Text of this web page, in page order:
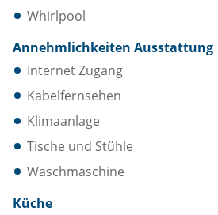
Whirlpool
Annehmlichkeiten Ausstattung
Internet Zugang
Kabelfernsehen
Klimaanlage
Tische und Stühle
Waschmaschine
Küche